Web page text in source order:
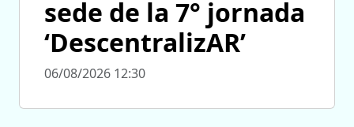
sede de la 7° jornada
‘DescentralizAR’
06/08/2026 12:30